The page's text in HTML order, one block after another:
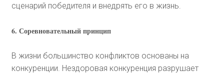
сценарий победителя и внедрять его в жизнь.
6. Соревновательный принцип
В жизни большинство конфликтов основаны на
конкуренции. Нездоровая конкуренция разрушает